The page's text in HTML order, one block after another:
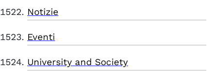
Notizie
Eventi
University and Society